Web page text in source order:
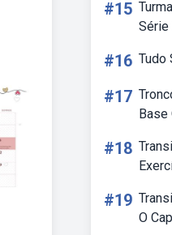
#15
Série
#16 Tudo
#17
Base
#18
#19
O